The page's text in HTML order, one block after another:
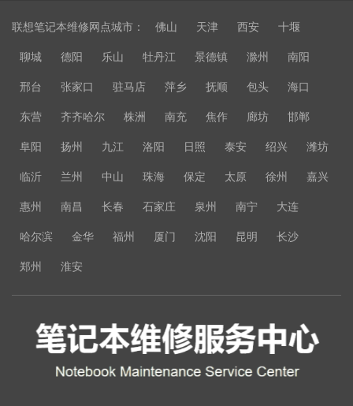
联想笔记本维修网点城市： 佛山 天津 西安 十堰
聊城 德阳 乐山 牡丹江 景德镇 滁州 南阳
邢台 张家口 驻马店 萍乡 抚顺 包头 海口
东营 齐齐哈尔 株洲 南充 焦作 廊坊 邯郸
阜阳 扬州 九江 洛阳 日照 泰安 绍兴 潍坊
临沂 兰州 中山 珠海 保定 太原 徐州 嘉兴
惠州 南昌 长春 石家庄 泉州 南宁 大连
哈尔滨 金华 福州 厦门 沈阳 昆明 长沙
郑州 淮安